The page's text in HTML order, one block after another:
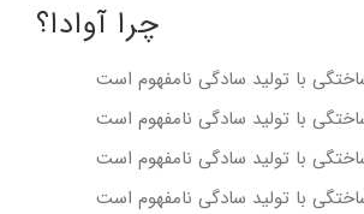
چرا آوادا؟
با تولید سادگی نامفهوم است
با تولید سادگی نامفهوم است
با تولید سادگی نامفهوم است
با تولید سادگی نامفهوم است